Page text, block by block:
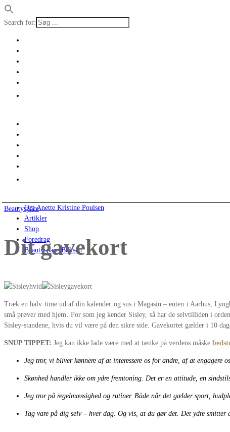
Search for:
Om Anette Kristine Poulsen
Artikler
Shop
Foredrag
Beautyspace Boksen
Beautyspace
Dit gavekort
Træk en halv time ud af din kalender og sus i Magasin – enten i Aarhus,
små prøver med hjem. For som jeg kender Sisley, så har de selvtilliden i
Sisley-standene, hvis du vil være på den sikre side. Gavekortet gælder i 10
SNUP TIPPET: Jeg kan ikke lade være med at tænke på verdens måske
Jeg tror, vi bliver kønnere af at interessere os for andre, af at engagere
Skønhed handler ikke om ydre fremtoning. Det er en attitude, en
Jeg tror på regelmæssighed og rutiner. Både når det gælder sport,
Tag vare på dig selv – hver dag. Og vis, at du gør det. Det ydre smitter